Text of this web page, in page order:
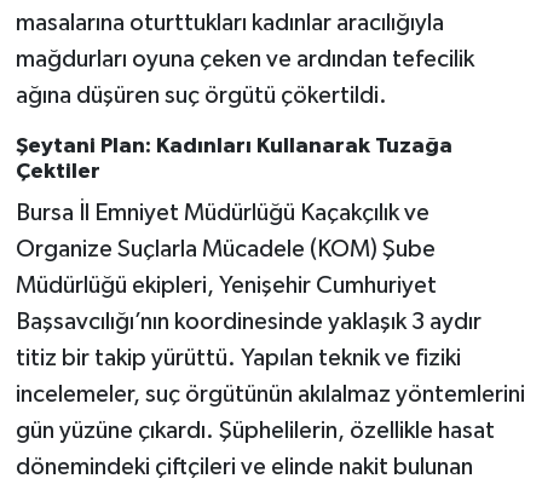
masalarına oturttukları kadınlar aracılığıyla
mağdurları oyuna çeken ve ardından tefecilik
ağına düşüren suç örgütü çökertildi.
Şeytani Plan: Kadınları Kullanarak Tuzağa
Çektiler
Bursa İl Emniyet Müdürlüğü Kaçakçılık ve
Organize Suçlarla Mücadele (KOM) Şube
Müdürlüğü ekipleri, Yenişehir Cumhuriyet
Başsavcılığı’nın koordinesinde yaklaşık 3 aydır
titiz bir takip yürüttü. Yapılan teknik ve fiziki
incelemeler, suç örgütünün akılalmaz yöntemlerini
gün yüzüne çıkardı. Şüphelilerin, özellikle hasat
dönemindeki çiftçileri ve elinde nakit bulunan